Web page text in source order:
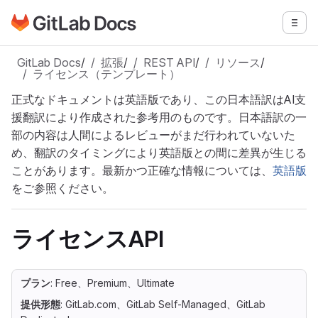
メインコンテンツにスキップ
GitLabドキュメントのホームページに移動 メニ
GitLab Docs/ 拡張/ REST API/ リソース/
ライセンス（テンプレート）
正式なドキュメントは英語版であり、この日本語訳はAI支
援翻訳により作成された参考用のものです。日本語訳の一
部の内容は人間によるレビューがまだ行われていないた
め、翻訳のタイミングにより英語版との間に差異が生じる
ことがあります。最新かつ正確な情報については、 英語版
をご参照ください。
ライセンスAPI
プラン: Free、Premium、Ultimate
提供形態: GitLab.com、GitLab Self-Managed、GitLab